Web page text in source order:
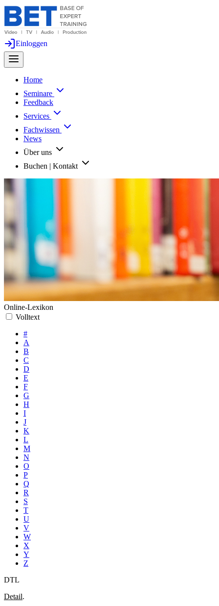
Einloggen
Home
Seminare
Feedback
Services
Fachwissen
News
Über uns
Buchen | Kontakt
Online-Lexikon
Volltext
#
A
B
C
D
E
F
G
H
I
J
K
L
M
N
O
P
Q
R
S
T
U
V
W
X
Y
Z
DTL
Detail.